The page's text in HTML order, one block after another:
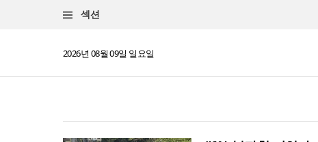
섹션
2026년 08월 09일 일요일